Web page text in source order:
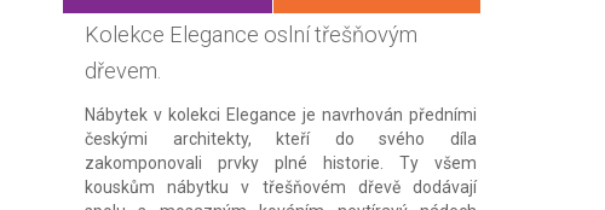
Kolekce Elegance oslní třešňovým
dřevem.
Nábytek v kolekci Elegance je navrhován předními
českými architekty, kteří do svého díla
zakomponovali prvky plné historie. Ty všem
kouskům nábytku v třešňovém dřevě dodávají